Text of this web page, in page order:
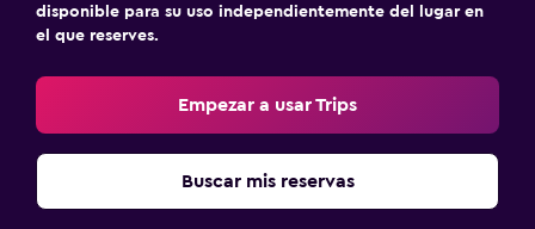
disponible para su uso independientemente del lugar en
el que reserves.
Empezar a usar Trips
Buscar mis reservas